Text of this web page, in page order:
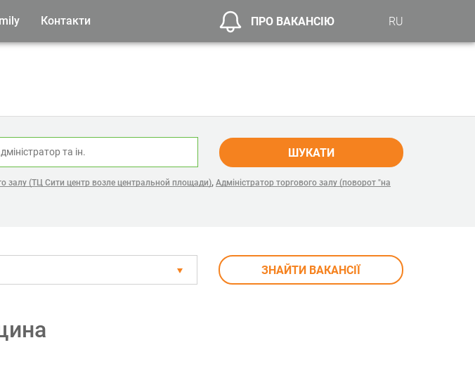
Контакти ПРО ВАКАНСІЮ RU
ШУКАТИ
залу (ТЦ Сити центр возле центральной площади), Адміністратор торгового залу (поворот "на
ЗНАЙТИ ВАКАНСІЇ